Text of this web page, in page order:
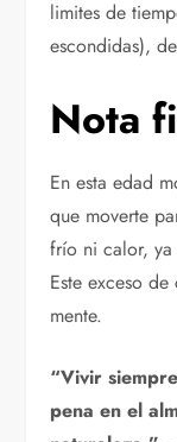
limites de
escondidas),
Nota
En esta edad
que moverte
frío ni calor, ya
Este exceso
mente.
“Vivir
pena en el